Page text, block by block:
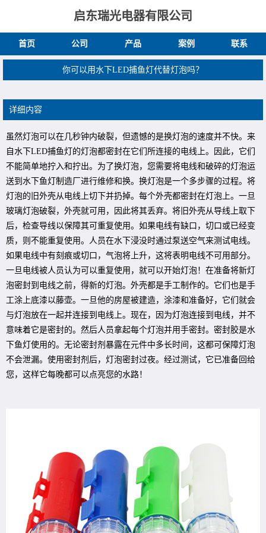
启东瑞光电器有限公司
首页 公司 产品 案例 联系
你可以用水下LED捕鱼灯代替灯泡吗？
详细内容
虽然灯泡可以在几秒钟内破裂，但遗憾的是换灯泡的速度并不快。来
自水下LED捕鱼灯的灯泡都密封在它们所连接的电线上。因此，它们
不能简单地拧入和拧出。为了换灯泡，您需要将电线和破碎的灯泡运
送到水下鱼灯制造厂进行维修和换。换灯泡是一个多步骤的过程。将
灯泡的旧外壳从电线上切下并扔掉。每个外壳都密封在灯泡上。一旦
玻璃灯泡破裂，外壳就可用，因此将其丢弃。将旧外壳从导线上取下
后，检查导线以保障其可重复使用。如果电线有缺口，切口或已经变
质，则不能重复使用。人员在水下浸没时通过泵送空气来测试电线。
如果电线中有刻痕或切口，气泡将上升，这将表明电线不可用部分。
一旦电线被人员认为可以重复使用，就可以开始灯泡！在准备将新灯
泡密封到电线之前，得新的灯泡。外壳都是手工制作的。它们也是手
工涂上底漆以藤壶。一旦他的房屋被建造，涂漆和准备好，它们就会
与灯泡放在一起并连接到电线上。现在，因为灯泡连接到电线，并不
意味着它是密封的。然后人员拿起每个灯泡并用手密封。密封胶是水
下鱼灯使用的。无论密封剂暴露在元件中多长时间，这都可保障灯泡
不会泄漏。使用密封剂后，灯泡密封过夜。经过测试，它已准备回给
您，这样它每晚都可以点亮您的水路！